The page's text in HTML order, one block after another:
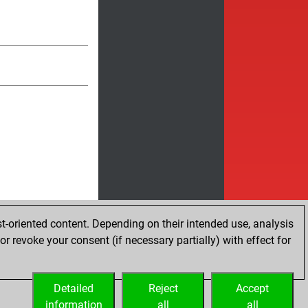
Embed
content. Depending on their intended use, analysis
revoke your consent (if necessary partially) with effect for
Accept
all
Reject
all
Detailed
information